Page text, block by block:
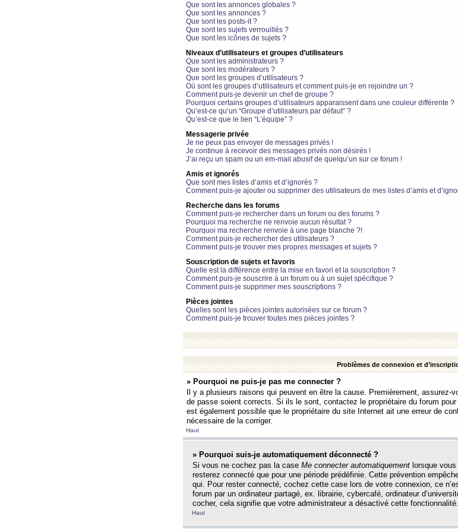
Que sont les annonces globales ?
Que sont les annonces ?
Que sont les posts-it ?
Que sont les sujets verrouillés ?
Que sont les icônes de sujets ?
Niveaux d’utilisateurs et groupes d’utilisateurs
Que sont les administrateurs ?
Que sont les modérateurs ?
Que sont les groupes d’utilisateurs ?
Où sont les groupes d’utilisateurs et comment puis-je en rejoindre un ?
Comment puis-je devenir un chef de groupe ?
Pourquoi certains groupes d’utilisateurs apparaissent dans une couleur différente ?
Qu’est-ce qu’un “Groupe d’utilisateurs par défaut” ?
Qu’est-ce que le lien “L’équipe” ?
Messagerie privée
Je ne peux pas envoyer de messages privés !
Je continue à recevoir des messages privés non désirés !
J’ai reçu un spam ou un em-mail abusif de quelqu’un sur ce forum !
Amis et ignorés
Que sont mes listes d’amis et d’ignorés ?
Comment puis-je ajouter ou supprimer des utilisateurs de mes listes d’amis et
Recherche dans les forums
Comment puis-je rechercher dans un forum ou des forums ?
Pourquoi ma recherche ne renvoie aucun résultat ?
Pourquoi ma recherche renvoie à une page blanche ?!
Comment puis-je rechercher des utilisateurs ?
Comment puis-je trouver mes propres messages et sujets ?
Souscription de sujets et favoris
Quelle est la différence entre la mise en favori et la souscription ?
Comment puis-je souscrire à un forum ou à un sujet spécifique ?
Comment puis-je supprimer mes souscriptions ?
Pièces jointes
Quelles sont les pièces jointes autorisées sur ce forum ?
Comment puis-je trouver toutes mes pièces jointes ?
Problèmes de connexion et
» Pourquoi ne puis-je pas me connecter ?
Il y a plusieurs raisons qui peuvent en être la cause. Premièrement, assurez-
de passe soient corrects. Si ils le sont, contactez le propriétaire du forum pour
est également possible que le propriétaire du site Internet ait une erreur de
nécessaire de la corriger.
Haut
» Pourquoi suis-je automatiquement déconnecté ?
Si vous ne cochez pas la case Me connecter automatiquement lorsque
resterez connecté que pour une période prédéfinie. Cette prévention
qui. Pour rester connecté, cochez cette case lors de votre connexion, ce
forum par un ordinateur partagé, ex. librairie, cybercafé, ordinateur
cocher, cela signifie que votre administrateur a désactivé cette fonctionnalité.
Haut